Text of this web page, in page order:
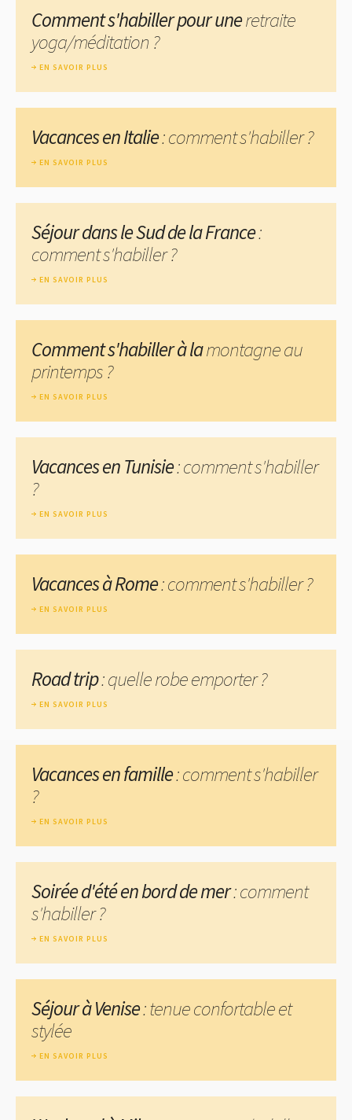
Comment s'habiller pour uneretraite
yoga/méditation ?
EN SAVOIR PLUS
Vacances en Italie: comment s'habiller ?
EN SAVOIR PLUS
Séjour dans le Sud de la France:
comment s'habiller ?
EN SAVOIR PLUS
Comment s'habiller à lamontagne au
printemps ?
EN SAVOIR PLUS
Vacances en Tunisie: comment s'habiller
?
EN SAVOIR PLUS
Vacances à Rome: comment s'habiller ?
EN SAVOIR PLUS
Road trip: quelle robe emporter ?
EN SAVOIR PLUS
Vacances en famille: comment s'habiller
?
EN SAVOIR PLUS
Soirée d'été en bord de mer: comment
s'habiller ?
EN SAVOIR PLUS
Séjour à Venise: tenue confortable et
stylée
EN SAVOIR PLUS